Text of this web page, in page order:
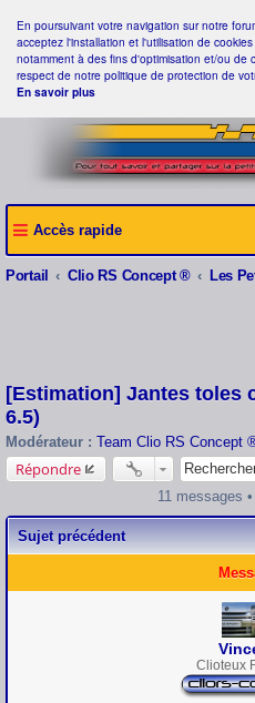
En poursuivant votre navigation sur notre
acceptez l'installation et l'utilisation de
notamment à des fins d'optimisation et/ou de
respect de notre politique de protection de
En savoir plus
Accès rapide
Portail Clio RS Concept ®
[Estimation] Jantes toles clio 1 (type cup mais en
6.5)
Modérateur : Team Clio RS Concept
Répondre
11 messages
Sujet précédent
Clioteux